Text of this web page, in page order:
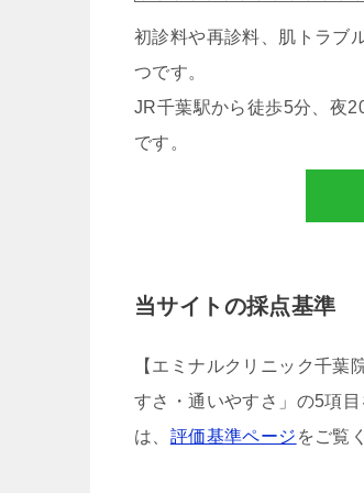
初診料や再診料、肌トラブ
つです。
JR千葉駅から徒歩5分、夜
です。
当サイトの採点基準
【エミナルクリニック千
すさ・通いやすさ」の5項
は、 評価基準ページ をご覧